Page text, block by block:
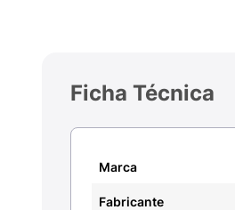
Ficha Técnica
Marca
Fabricante